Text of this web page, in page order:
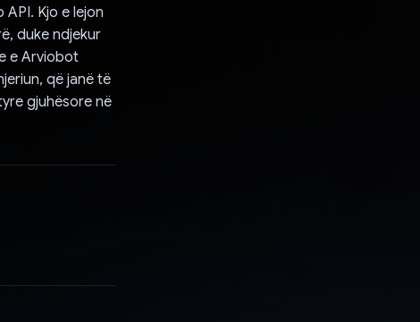
Kjo e lejon
duke ndjekur
e Arviobot
që janë të
gjuhësore në